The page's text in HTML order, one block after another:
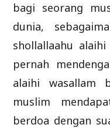
bagi seorang
dunia,
shollallaahu
pernah
alaihi wasallam
muslim
berdoa dengan